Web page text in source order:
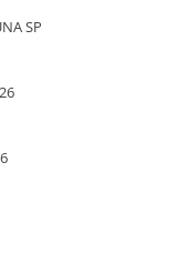
SP